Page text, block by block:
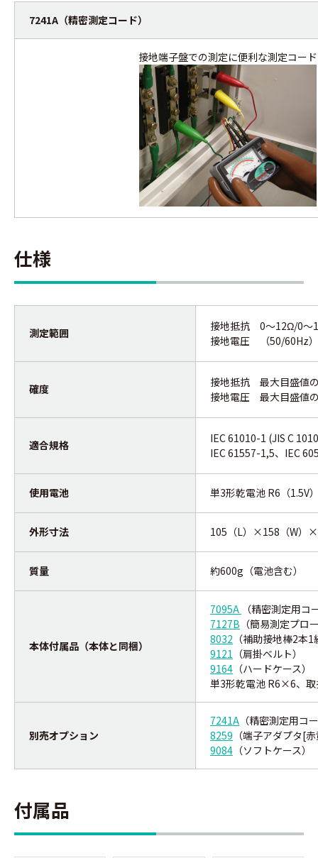
7241A（精密測定コード）
接地端子盤での測定に便利な測定コード
仕様
測定範囲
接地抵抗 0～12Ω/0～
接地電圧 （50/60Hz
確度
接地抵抗 最大目盛値
接地電圧 最大目盛値
適合規格
IEC 61010-1 (JIS C
IEC 61557-1,5、IEC
使用電池 単3形乾電池 R6（1.5V
外形寸法 105（L）×158（W）
質量 約600g（電池含む）
本体付属品（本体と同梱）
7095A
（精密測定用
7127B （簡易測定プロ
8032 （補助接地棒2本1
9121 （肩掛ベルト）
9164 （ハードケース）
単3形乾電池 R6×6、取
別売オプション
7241A （精密測定用コ
8259 （端子アダプタ[
9084 （ソフトケース）
付属品